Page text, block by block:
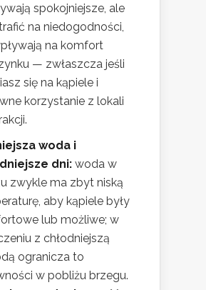
spokojniejsze, ale
na niedogodności,
na komfort
— zwłaszcza jeśli
się na kąpiele i
korzystanie z lokali
woda i
dni: woda w
zwykle ma zbyt niską
aby kąpiele były
lub możliwe; w
z chłodniejszą
ogranicza to
w pobliżu brzegu.